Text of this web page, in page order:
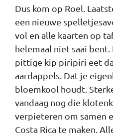
Dus kom op Roel.
een nieuwe
vol en alle kaarten op
helemaal niet saai
pittige kip piripiri eet
aardappels. Dat je
bloemkool houdt.
vandaag nog die
verpieteren om samen
Costa Rica te maken.